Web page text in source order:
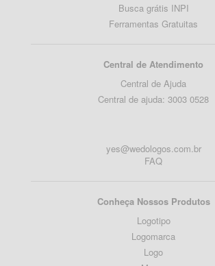
Busca grátis INPI
Ferramentas Gratuitas
Central de Atendimento
Central de Ajuda
Central de ajuda: 3003 0528
yes@wedologos.com.br
FAQ
Conheça Nossos Produtos
Logotipo
Logomarca
Logo